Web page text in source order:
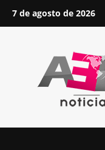
Saltar7 de agosto de 2026